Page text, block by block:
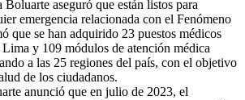
Boluarte aseguró que están listos para
emergencia relacionada con el Fenómeno
que se han adquirido 23 puestos médicos
Lima y 109 módulos de atención médica
a las 25 regiones del país, con el objetivo
de los ciudadanos.
anunció que en julio de 2023, el